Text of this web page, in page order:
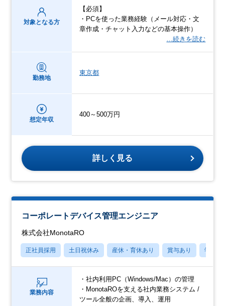
対象となる方
【必須】
・PCを使った業務経験（メール対応・文
章作成・チャット入力などの基本操作）
…続きを読む
勤務地
東京都
想定年収
400～500万円
詳しく見る
コーポレートデバイス管理エンジニア
株式会社MonotaRO
正社員採用 土日祝休み 産休・育休あり 賞与あり 学歴不
業務内容
・社内利用PC（Windows/Mac）の管理
・MonotaROを支える社内業務システム /
ツール全般の企画、導入、運用